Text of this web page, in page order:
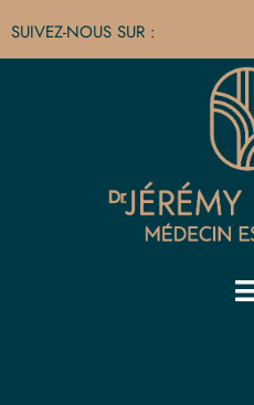
SUIVEZ-NOUS SUR :